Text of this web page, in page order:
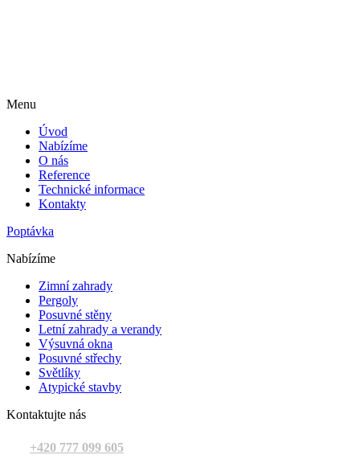
Menu
Úvod
Nabízíme
O nás
Reference
Technické informace
Kontakty
Poptávka
Nabízíme
Zimní zahrady
Pergoly
Posuvné stěny
Letní zahrady a verandy
Výsuvná okna
Posuvné střechy
Světlíky
Atypické stavby
Kontaktujte nás
+420 777 099 605